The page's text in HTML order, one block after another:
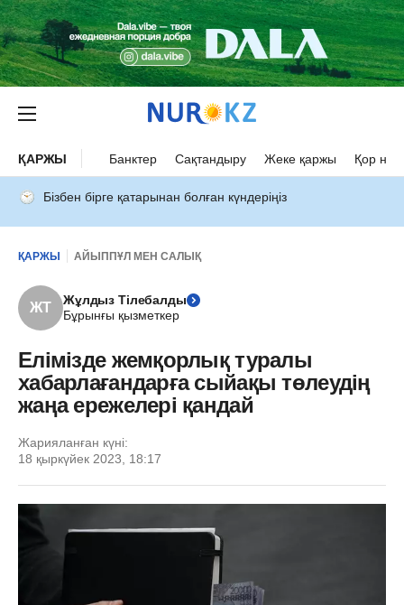
ҚАРЖЫ Банктер Сақтандыру Жеке қаржы Қор
Бізбен бірге қатарынан болған күндеріңіз
ҚАРЖЫ АЙЫППҰЛ МЕН САЛЫҚ
ЖТ
Жұлдыз Тілебалды
Бұрынғы қызметкер
Елімізде жемқорлық туралы
хабарлағандарға сыйақы төлеудің
жаңа ережелері қандай
Жарияланған күні:
18 қыркүйек 2023, 18:17